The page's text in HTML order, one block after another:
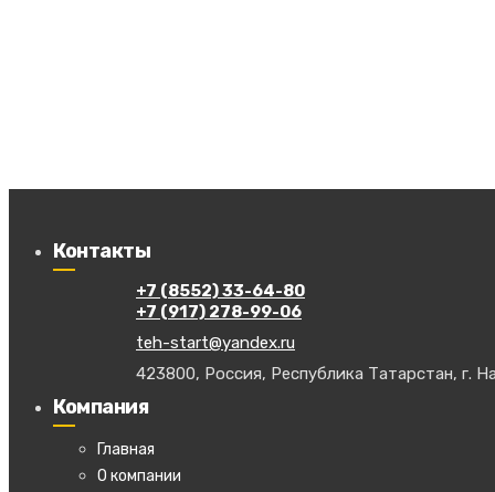
Контакты
+7 (8552) 33-64-80
+7 (917) 278-99-06
teh-start@yandex.ru
423800, Россия, Республика Татарстан, г.
Компания
Главная
О компании